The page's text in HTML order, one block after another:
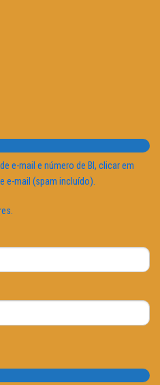
e-mail e número de BI, clicar em
e-mail (spam incluído).